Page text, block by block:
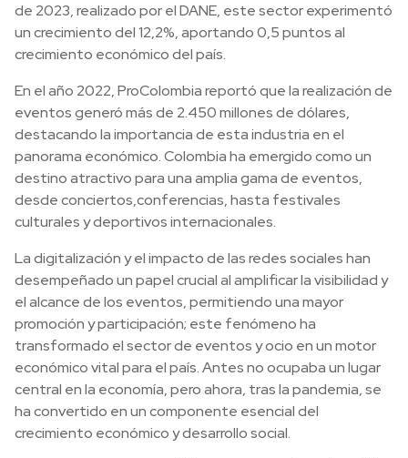
de 2023, realizado por el DANE, este sector experimentó
un crecimiento del 12,2%, aportando 0,5 puntos al
crecimiento económico del país.
En el año 2022, ProColombia reportó que la realización de
eventos generó más de 2.450 millones de dólares,
destacando la importancia de esta industria en el
panorama económico. Colombia ha emergido como un
destino atractivo para una amplia gama de eventos,
desde conciertos,conferencias, hasta festivales
culturales y deportivos internacionales.
La digitalización y el impacto de las redes sociales han
desempeñado un papel crucial al amplificar la visibilidad y
el alcance de los eventos, permitiendo una mayor
promoción y participación; este fenómeno ha
transformado el sector de eventos y ocio en un motor
económico vital para el país. Antes no ocupaba un lugar
central en la economía, pero ahora, tras la pandemia, se
ha convertido en un componente esencial del
crecimiento económico y desarrollo social.